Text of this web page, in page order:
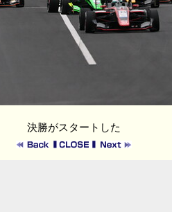
決勝がスタートした